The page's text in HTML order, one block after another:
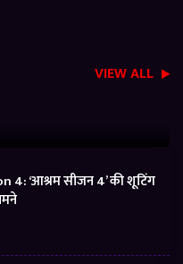
VIEW ALL
4: ‘आश्रम सीजन 4’ की शूटिंग